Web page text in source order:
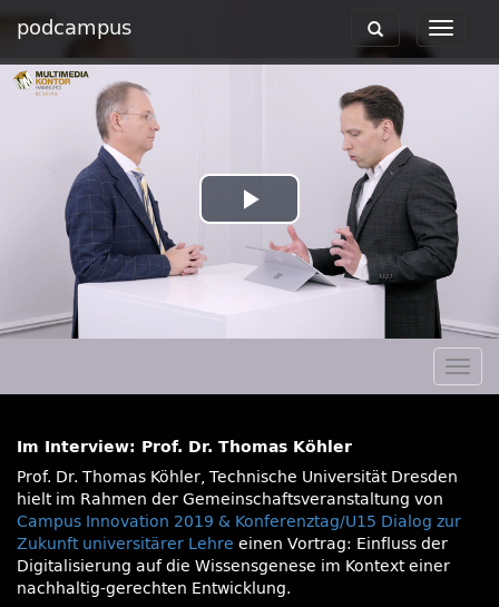
podcampus
Toggle
Toggle
navigation
Play
Video
Im Interview: Prof. Dr. Thomas Köhler
Prof. Dr. Thomas Köhler, Technische Universität Dresden
hielt im Rahmen der Gemeinschaftsveranstaltung von
Campus Innovation 2019 & Konferenztag/U15 Dialog zur
Zukunft universitärer Lehre einen Vortrag: Einfluss der
Digitalisierung auf die Wissensgenese im Kontext einer
nachhaltig-gerechten Entwicklung.